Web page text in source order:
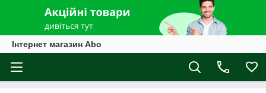
Інтернет магазин Abo